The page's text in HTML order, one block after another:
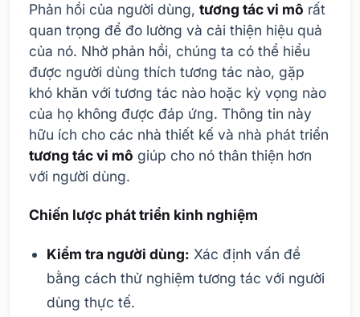
Phản hồi của người dùng, tương tác vi mô rất
quan trọng để đo lường và cải thiện hiệu quả
của nó. Nhờ phản hồi, chúng ta có thể hiểu
được người dùng thích tương tác nào, gặp
khó khăn với tương tác nào hoặc kỳ vọng nào
của họ không được đáp ứng. Thông tin này
hữu ích cho các nhà thiết kế và nhà phát triển
tương tác vi mô giúp cho nó thân thiện hơn
với người dùng.
Chiến lược phát triển kinh nghiệm
Kiểm tra người dùng: Xác định vấn đề
bằng cách thử nghiệm tương tác với người
dùng thực tế.